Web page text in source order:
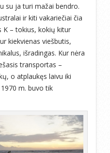
su ja turi mažai bendro.
ir kiti vakariečiai čia
K – tokius, kokių kitur
kiekvienas viešbutis,
išradingas. Kur nėra
transportas –
o atplaukęs laivu iki
m. buvo tik